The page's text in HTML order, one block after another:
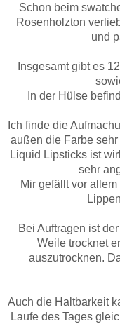
Schon beim
Rosenholzton
und
Insgesamt gibt es
In der Hülse
Ich finde die
außen die Farbe
Liquid Lipsticks ist
sehr
Mir gefällt vor
Bei Auftragen ist
Weile trocknet
auszutrocknen.
Auch die Haltbarkeit
Laufe des Tages